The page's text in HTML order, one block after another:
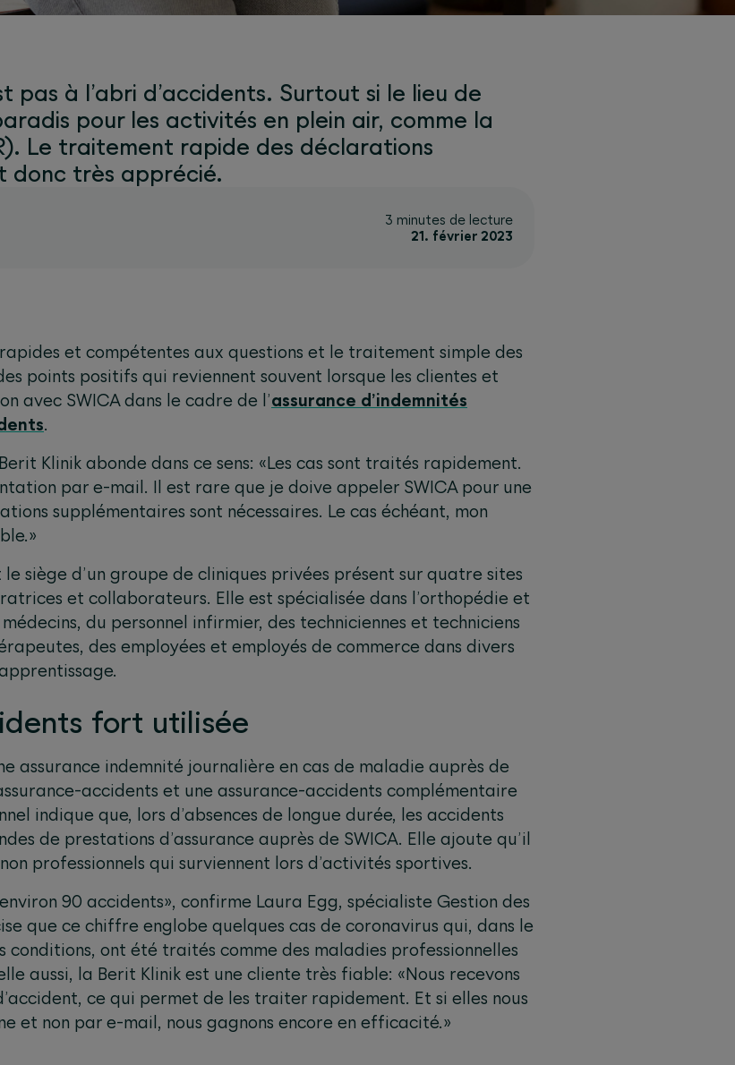
pas à l’abri d’accidents. Surtout si le lieu de
pour les activités en plein air, comme la
Le traitement rapide des déclarations
donc très apprécié.
3 minutes de lecture
21. février 2023
rapides et compétentes aux questions et le traitement simple des
points positifs qui reviennent souvent lorsque les clientes et
avec SWICA dans le cadre de l’assurance d’indemnités
.
Klinik abonde dans ce sens: «Les cas sont traités rapidement.
par e-mail. Il est rare que je doive appeler SWICA pour une
supplémentaires sont nécessaires. Le cas échéant, mon
siège d’un groupe de cliniques privées présent sur quatre sites
et collaborateurs. Elle est spécialisée dans l’orthopédie et
du personnel infirmier, des techniciennes et techniciens
des employées et employés de commerce dans divers
fort utilisée
assurance indemnité journalière en cas de maladie auprès de
accidents et une assurance-accidents complémentaire
indique que, lors d’absences de longue durée, les accidents
de prestations d’assurance auprès de SWICA. Elle ajoute qu’il
professionnels qui surviennent lors d’activités sportives.
90 accidents», confirme Laura Egg, spécialiste Gestion des
que ce chiffre englobe quelques cas de coronavirus qui, dans le
ont été traités comme des maladies professionnelles
aussi, la Berit Klinik est une cliente très fiable: «Nous recevons
ce qui permet de les traiter rapidement. Et si elles nous
et non par e-mail, nous gagnons encore en efficacité.»